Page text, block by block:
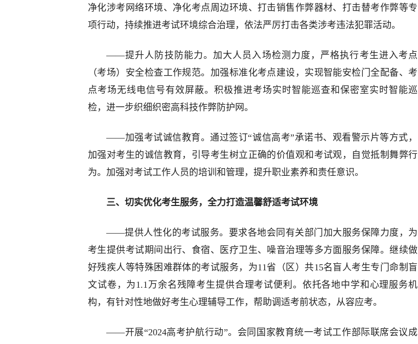
净化涉考网络环境、净化考点周边环境、打击销售作弊器材、打击替考作弊等专
项行动，持续推进考试环境综合治理，依法严厉打击各类涉考违法犯罪活动。
——提升人防技防能力。加大人员入场检测力度，严格执行考生进入考点
（考场）安全检查工作规范。加强标准化考点建设，实现智能安检门全配备、考
点考场无线电信号有效屏蔽。积极推进考场实时智能巡查和保密室实时智能巡
检，进一步织细织密高科技作弊防护网。
——加强考试诚信教育。通过签订“诚信高考”承诺书、观看警示片等方式，
加强对考生的诚信教育，引导考生树立正确的价值观和考试观，自觉抵制舞弊行
为。加强对考试工作人员的培训和管理，提升职业素养和责任意识。
三、切实优化考生服务，全力打造温馨舒适考试环境
——提供人性化的考试服务。要求各地会同有关部门加大服务保障力度，为
考生提供考试期间出行、食宿、医疗卫生、噪音治理等多方面服务保障。继续做
好残疾人等特殊困难群体的考试服务，为11省（区）共15名盲人考生专门命制盲
文试卷，为1.1万余名残障考生提供合理考试便利。依托各地中学和心理服务机
构，有针对性地做好考生心理辅导工作，帮助调适考前状态，从容应考。
——开展“2024高考护航行动”。会同国家教育统一考试工作部际联席会议成